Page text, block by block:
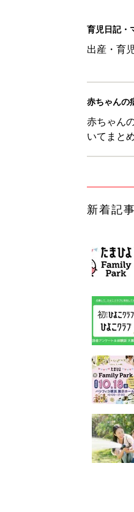
育児日記・
出産・育
赤ちゃんの
赤ちゃん
いてまと
新着記事